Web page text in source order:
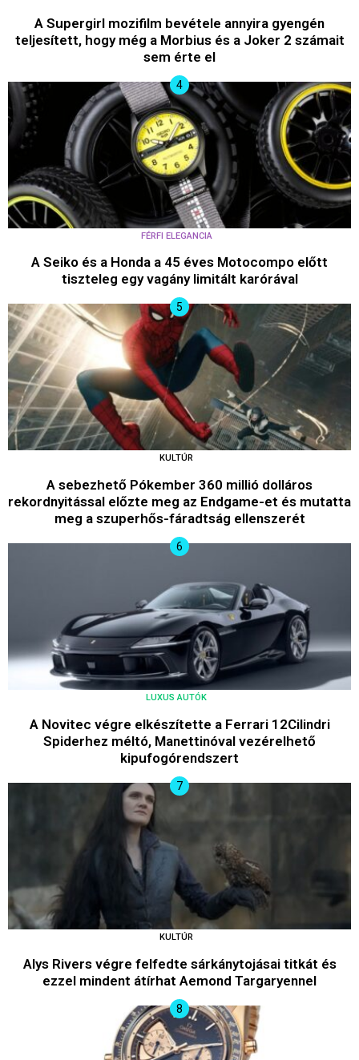
A Supergirl mozifilm bevétele annyira gyengén
teljesített, hogy még a Morbius és a Joker 2 számait
sem érte el
FÉRFI ELEGANCIA
A Seiko és a Honda a 45 éves Motocompo előtt
tiszteleg egy vagány limitált karórával
KULTÚR
A sebezhető Pókember 360 millió dolláros
rekordnyitással előzte meg az Endgame-et és mutatta
meg a szuperhős-fáradtság ellenszerét
LUXUS AUTÓK
A Novitec végre elkészítette a Ferrari 12Cilindri
Spiderhez méltó, Manettinóval vezérelhető
kipufogórendszert
KULTÚR
Alys Rivers végre felfedte sárkánytojásai titkát és
ezzel mindent átírhat Aemond Targaryennel